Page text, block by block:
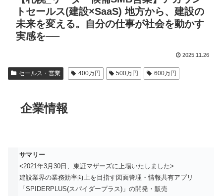
トセールス(建設×SaaS) 地方から、建設の
未来を変える。自分の仕事が社会を動かす
実感を──
2025.11.26
セールス・営業 400万円 500万円 600万円
企業情報
サマリー
<2021年3月30日、東証マザーズに上場いたしました>
建設業界の業務効率向上を目指す図面管理・情報共有アプリ
「SPIDERPLUS(スパイダープラス)」の開発・販売